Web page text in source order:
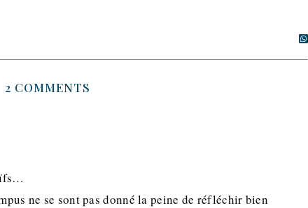
2 COMMENTS
ne se sont pas donné la peine de réfléchir bien